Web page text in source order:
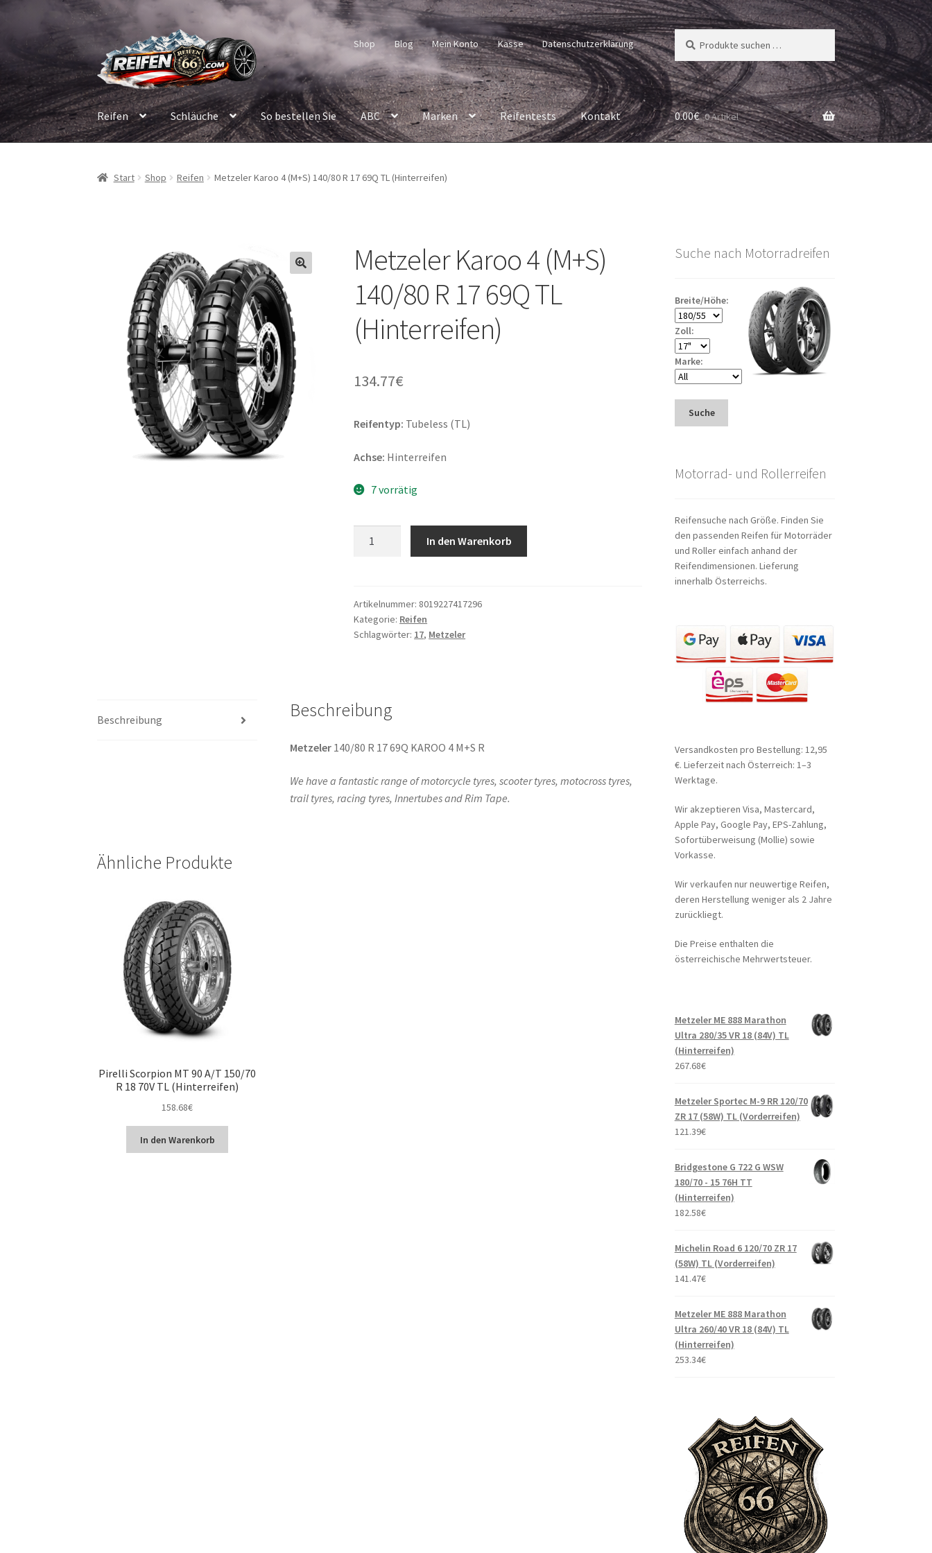
Navigation
springen
Inhalt
springen
Shop Blog Mein Konto Kasse Datenschutzerklärung
Suchen
nach:
Suchen
Reifen Schläuche So bestellen Sie ABC Marken Reifentests Kontakt 0.00€ 0 Artikel
Start Shop Reifen Metzeler Karoo 4 (M+S) 140/80 R 17 69Q TL (Hinterreifen)
Metzeler Karoo 4 (M+S)
140/80 R 17 69Q TL
(Hinterreifen)
134.77€
Reifentyp: Tubeless (TL)
Achse: Hinterreifen
7 vorrätig
140/80
R
17
Menge
In den Warenkorb
Artikelnummer: 8019227417296
Kategorie: Reifen
Schlagwörter: 17, Metzeler
Beschreibung Beschreibung
Metzeler140/80 R 17 69Q KAROO 4 M+S R
We have a fantastic range of motorcycle tyres, scooter tyres, motocross tyres,
trail tyres, racing tyres, Innertubes and Rim Tape.
Ähnliche Produkte
Pirelli Scorpion MT 90 A/T 150/70
R 18 70V TL (Hinterreifen)
158.68€
In den Warenkorb
Suche nach Motorradreifen
Breite/Höhe:
Zoll:
Marke:
Suche
Motorrad- und Rollerreifen
Reifensuche nach Größe. Finden Sie
den passenden Reifen für Motorräder
und Roller einfach anhand der
Reifendimensionen. Lieferung
innerhalb Österreichs.
Versandkosten pro Bestellung: 12,95
€. Lieferzeit nach Österreich: 1–3
Werktage.
Wir akzeptieren Visa, Mastercard,
Apple Pay, Google Pay, EPS-Zahlung,
Sofortüberweisung (Mollie) sowie
Vorkasse.
Wir verkaufen nur neuwertige Reifen,
deren Herstellung weniger als 2 Jahre
zurückliegt.
Die Preise enthalten die
österreichische Mehrwertsteuer.
Metzeler ME 888 Marathon
Ultra 280/35 VR 18 (84V) TL
(Hinterreifen)
267.68€
Metzeler Sportec M-9 RR 120/70
ZR 17 (58W) TL (Vorderreifen)
121.39€
Bridgestone G 722 G WSW
180/70 - 15 76H TT
(Hinterreifen)
182.58€
Michelin Road 6 120/70 ZR 17
(58W) TL (Vorderreifen)
141.47€
Metzeler ME 888 Marathon
Ultra 260/40 VR 18 (84V) TL
(Hinterreifen)
253.34€